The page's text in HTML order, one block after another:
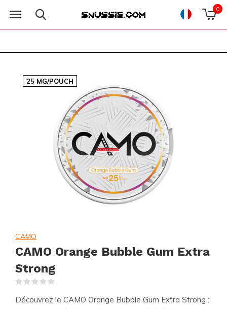
0
25 MG/POUCH
CAMO
CAMO Orange Bubble Gum Extra
Strong
Découvrez le CAMO Orange Bubble Gum Extra Strong :